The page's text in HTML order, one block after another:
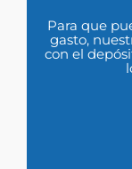
Para que
gasto,
con el